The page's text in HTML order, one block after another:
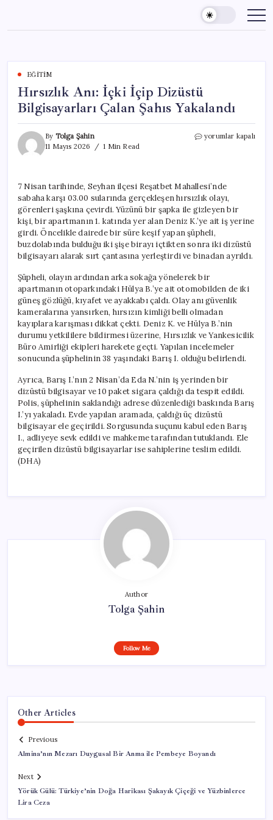
content
EĞITIM
Hırsızlık Anı: İçki İçip Dizüstü
Bilgisayarları Çalan Şahıs Yakalandı
By Tolga Şahin
11 Mayıs 2026
1 Min Read
Hırsızlık
Bilgisayarları
Çalan
Şahıs
Yakalandı
için
yorumlar kapalı
7 Nisan tarihinde, Seyhan ilçesi Reşatbet Mahallesi’nde
sabaha karşı 03.00 sularında gerçekleşen hırsızlık olayı,
görenleri şaşkına çevirdi. Yüzünü bir şapka ile gizleyen bir
kişi, bir apartmanın 1. katında yer alan Deniz K.’ye ait iş yerine
girdi. Öncelikle dairede bir süre keşif yapan şüpheli,
buzdolabında bulduğu iki şişe birayı içtikten sonra iki dizüstü
bilgisayarı alarak sırt çantasına yerleştirdi ve binadan ayrıldı.
Şüpheli, olayın ardından arka sokağa yönelerek bir
apartmanın otoparkındaki Hülya B.’ye ait otomobilden de iki
güneş gözlüğü, kıyafet ve ayakkabı çaldı. Olay anı güvenlik
kameralarına yansırken, hırsızın kimliği belli olmadan
kayıplara karışması dikkat çekti. Deniz K. ve Hülya B.’nin
durumu yetkililere bildirmesi üzerine, Hırsızlık ve Yankesicilik
Büro Amirliği ekipleri harekete geçti. Yapılan incelemeler
sonucunda şüphelinin 38 yaşındaki Barış I. olduğu belirlendi.
Ayrıca, Barış I.’nın 2 Nisan’da Eda N.’nin iş yerinden bir
dizüstü bilgisayar ve 10 paket sigara çaldığı da tespit edildi.
Polis, şüphelinin saklandığı adrese düzenlediği baskında Barış
I.’yı yakaladı. Evde yapılan aramada, çaldığı üç dizüstü
bilgisayar ele geçirildi. Sorgusunda suçunu kabul eden Barış
I., adliyeye sevk edildi ve mahkeme tarafından tutuklandı. Ele
geçirilen dizüstü bilgisayarlar ise sahiplerine teslim edildi.
(DHA)
Author
Tolga Şahin
Follow Me
Other Articles
Previous
Almina’nın Mezarı Duygusal Bir Anma ile Pembeye Boyandı
Next
Yörük Gülü: Türkiye’nin Doğa Harikası Şakayık Çiçeği ve Yüzbinlerce
Lira Ceza